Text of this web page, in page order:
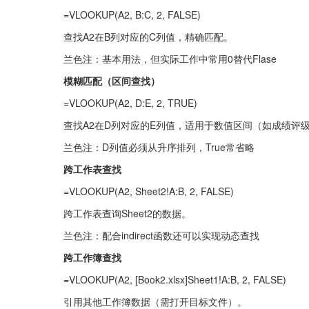
=VLOOKUP(A2, B:C, 2, FALSE)
查找A2在B列对应的C列值，精确匹配。
兰色注：基本用法，但实际工作中常用0替代Flase
模糊匹配（区间查找）
=VLOOKUP(A2, D:E, 2, TRUE)
查找A2在D列对应的E列值，适用于数值区间（如成绩评
兰色注：D列值必须从升序排列，True常省略
跨工作表查找
=VLOOKUP(A2, Sheet2!A:B, 2, FALSE)
跨工作表查询Sheet2的数据。
兰色注：配合indirect函数还可以实现动态查找
跨工作簿查找
=VLOOKUP(A2, [Book2.xlsx]Sheet1!A:B, 2, FALSE)
引用其他工作簿数据（需打开目标文件）。